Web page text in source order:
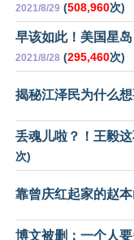
2021/8/29 (508,960次)
早该如此！美国星
2021/8/28 (295,460次)
揭秘江泽民为什么
丢魂儿啦？！王毅
次)
靠曾庆红起家的赵
博文被删：一个人